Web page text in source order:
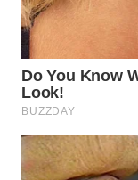
KARO
WN
SIMALUNGUN
LABUHANBATU